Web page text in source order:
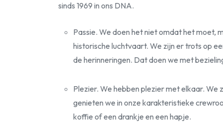
sinds 1969 in ons DNA.
Passie. We doen het niet omdat het moet,
historische luchtvaart. We zijn er trots op
de herinneringen. Dat doen we met
Plezier. We hebben plezier met elkaar.
genieten we in onze karakteristieke
koffie of een drankje en een hapje.